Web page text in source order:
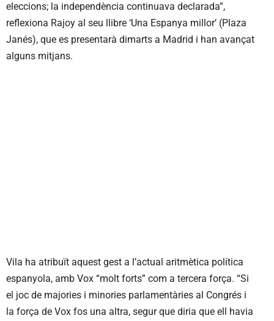
eleccions; la independència continuava declarada”,
reflexiona Rajoy al seu llibre ‘Una Espanya millor’ (Plaza
Janés), que es presentarà dimarts a Madrid i han avançat
alguns mitjans.
Vila ha atribuït aquest gest a l’actual aritmètica política
espanyola, amb Vox “molt forts” com a tercera força. “Si
el joc de majories i minories parlamentàries al Congrés i
la força de Vox fos una altra, segur que diria que ell havia